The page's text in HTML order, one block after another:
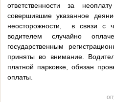
ответственности за
совершившие указанное
неосторожности, в связи с
водителем случайно
государственным
приняты во внимание.
платной парковке, обязан
оплаты.